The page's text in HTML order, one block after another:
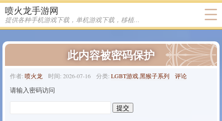
喷火龙手游网
提供各种手机游戏下载，单机游戏下载，移植游戏下载
分类 黑猴子系列 下的文章
此内容被密码保护
作者: 喷火龙 时间: 2026-07-16 分类: LGBT游戏黑猴子系列 评论
请输入密码访问